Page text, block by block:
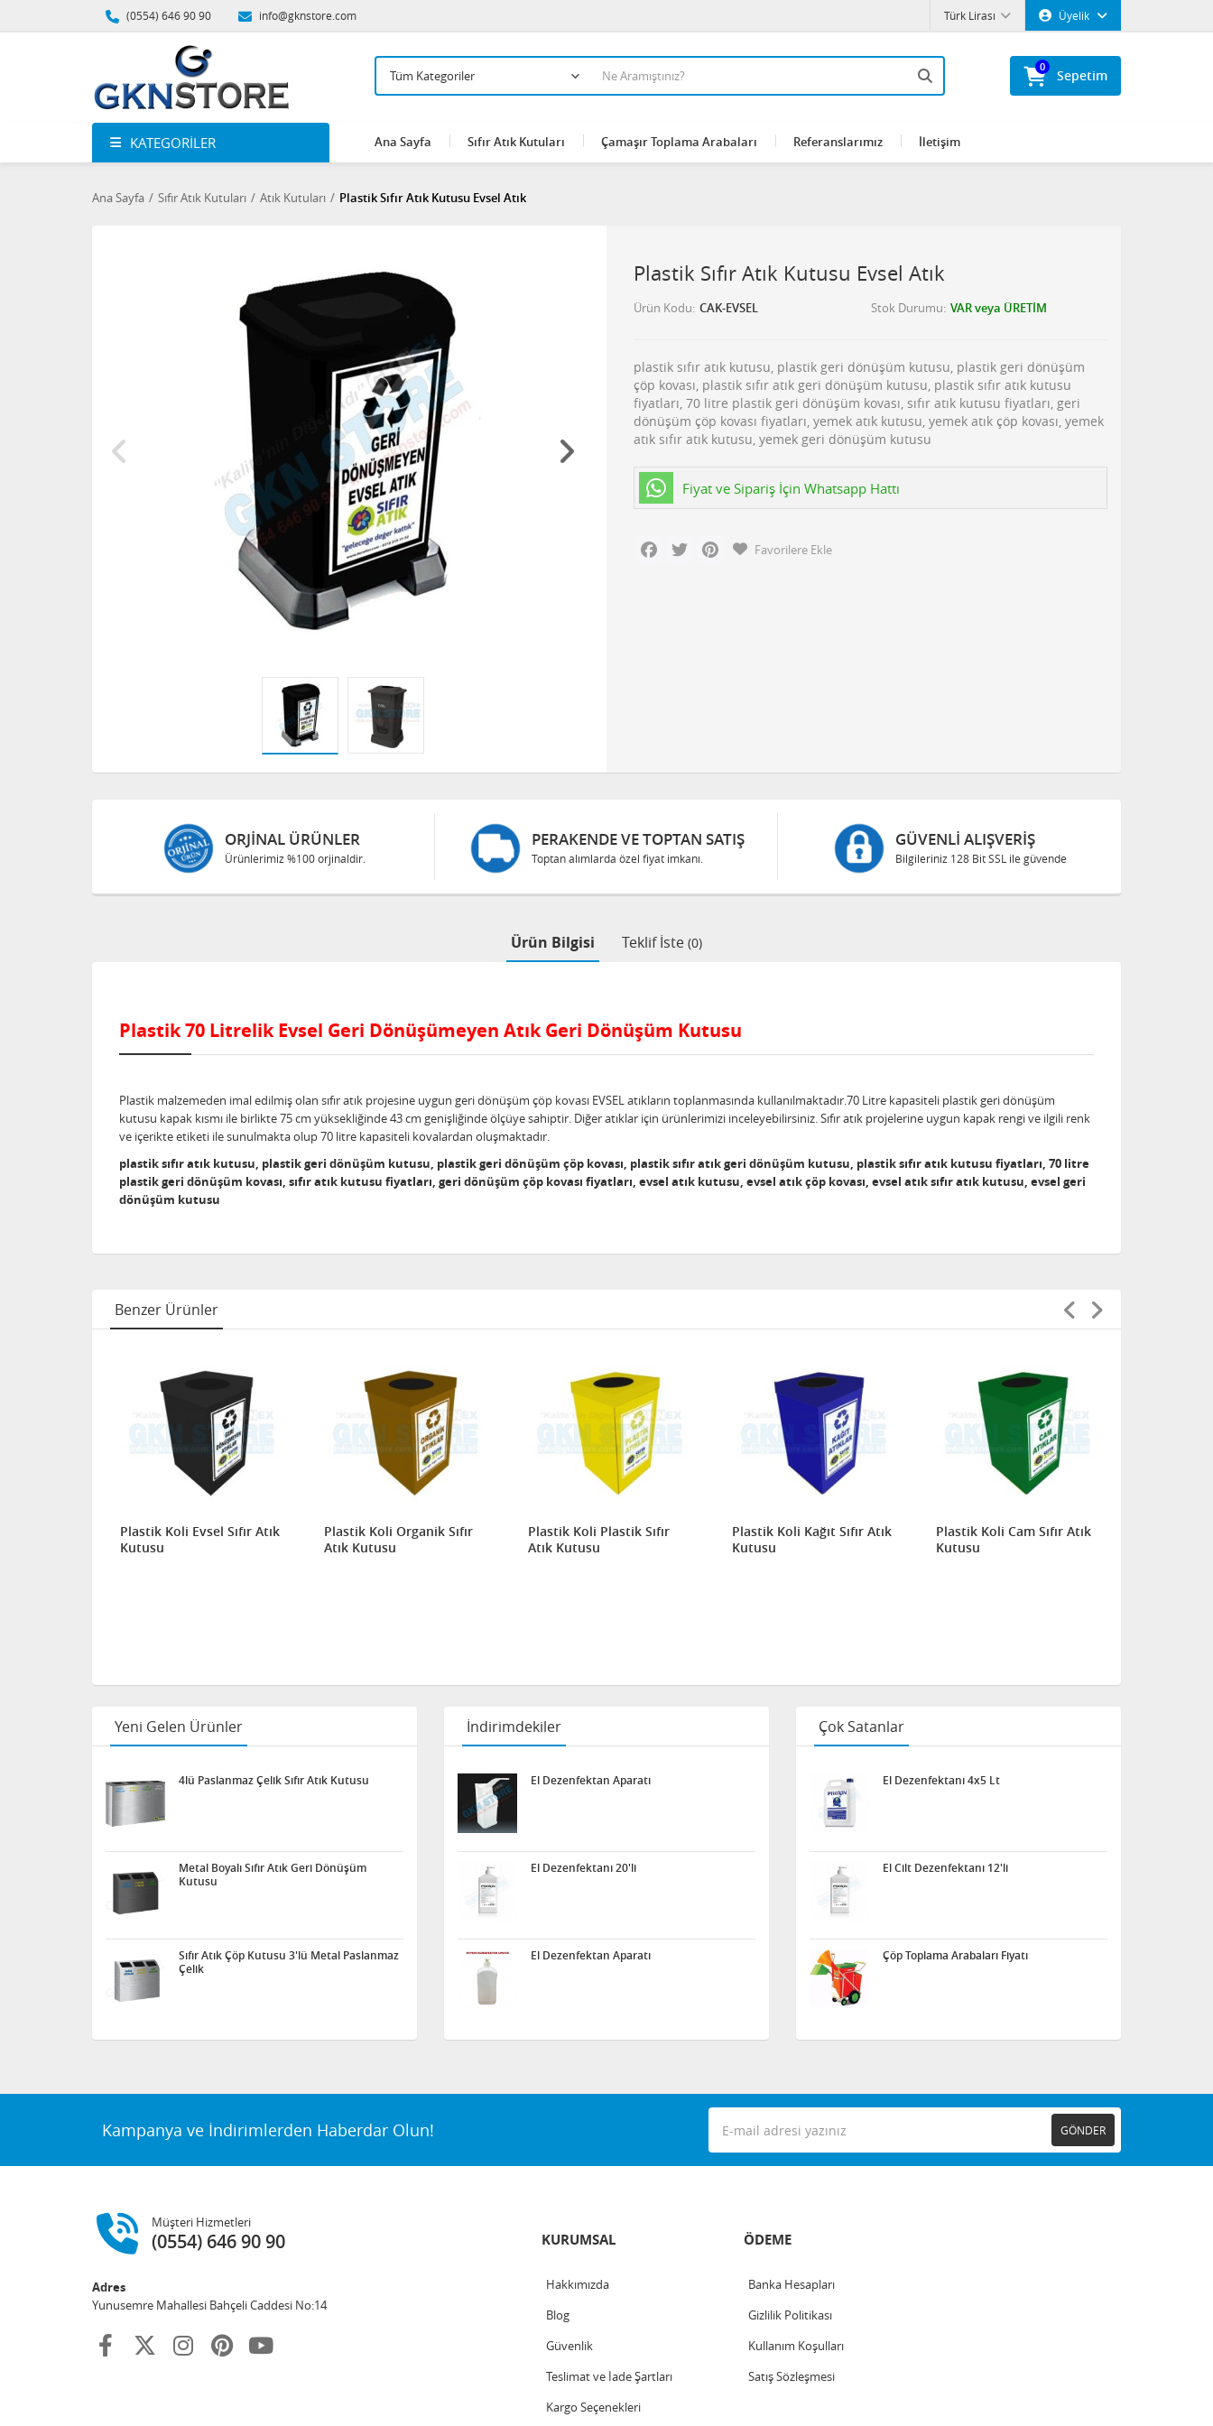
(0554) 646 90 90 info@gknstore.com Üyelik
Türk Lirası
Sepetim
0
KATEGORILER Ana Sayfa Sıfır Atık Kutuları Çamaşır Toplama Arabaları Referanslarımız İletişim
Ana Sayfa Sıfır Atık Kutuları Atık Kutuları Plastik Sıfır Atık Kutusu Evsel Atık
Plastik Sıfır Atık Kutusu Evsel Atık
Ürün Kodu CAK-EVSEL Stok Durumu VAR veya ÜRETİM
plastik sıfır atık kutusu, plastik geri dönüşüm kutusu, plastik geri dönüşüm
çöp kovası, plastik sıfır atık geri dönüşüm kutusu, plastik sıfır atık kutusu
fiyatları, 70 litre plastik geri dönüşüm kovası, sıfır atık kutusu fiyatları, geri
dönüşüm çöp kovası fiyatları, yemek atık kutusu, yemek atık çöp kovası, yemek
atık sıfır atık kutusu, yemek geri dönüşüm kutusu
Fiyat ve Sipariş İçin Whatsapp Hattı
Facebook
Twitter PinterestFavorilere Ekle
ORJINAL ÜRÜNLER
Ürünlerimiz %100 orjinaldir.
PERAKENDE VE TOPTAN SATIŞ
Toptan alımlarda özel fiyat imkanı.
GÜVENLI ALIŞVERIŞ
Bilgileriniz 128 Bit SSL ile güvende
Ürün Bilgisi Teklif İste (0)
Plastik 70 Litrelik Evsel Geri Dönüşümeyen Atık Geri Dönüşüm Kutusu
Plastik malzemeden imal edilmiş olan sıfır atık projesine uygun geri dönüşüm çöp kovası EVSEL atıkların toplanmasında kullanılmaktadır.70 Litre kapasiteli plastik geri dönüşüm
kutusu kapak kısmı ile birlikte 75 cm yüksekliğinde 43 cm genişliğinde ölçüye sahiptir. Diğer atıklar için ürünlerimizi inceleyebilirsiniz. Sıfır atık projelerine uygun kapak rengi ve ilgili renk
ve içerikte etiketi ile sunulmakta olup 70 litre kapasiteli kovalardan oluşmaktadır.
plastik sıfır atık kutusu, plastik geri dönüşüm kutusu, plastik geri dönüşüm çöp kovası, plastik sıfır atık geri dönüşüm kutusu, plastik sıfır atık kutusu fiyatları, 70 litre
plastik geri dönüşüm kovası, sıfır atık kutusu fiyatları, geri dönüşüm çöp kovası fiyatları, evsel atık kutusu, evsel atık çöp kovası, evsel atık sıfır atık kutusu, evsel geri
dönüşüm kutusu
Benzer Ürünler
Plastik Koli Evsel Sıfır Atık
Kutusu
Plastik Koli Organik Sıfır
Atık Kutusu
Plastik Koli Plastik Sıfır
Atık Kutusu
Plastik Koli Kağıt Sıfır Atık
Kutusu
Plastik Koli Cam Sıfır Atık
Kutusu
Yeni Gelen Ürünler
4lü Paslanmaz Çelik Sıfır Atık Kutusu
Metal Boyalı Sıfır Atık Geri Dönüşüm
Kutusu
Sıfır Atık Çöp Kutusu 3'lü Metal Paslanmaz
Çelik
İndirimdekiler
El Dezenfektan Aparatı
El Dezenfektanı 20'li
El Dezenfektan Aparatı
Çok Satanlar
El Dezenfektanı 4x5 Lt
El Cilt Dezenfektanı 12'li
Çöp Toplama Arabaları Fiyatı
Kampanya ve İndirimlerden Haberdar Olun! GÖNDER
Müşteri Hizmetleri
(0554) 646 90 90
Adres
Yunusemre Mahallesi Bahçeli Caddesi No:14
KURUMSAL
Hakkımızda
Blog
Güvenlik
Teslimat ve İade Şartları
Kargo Seçenekleri
ÖDEME
Banka Hesapları
Gizlilik Politikası
Kullanım Koşulları
Satış Sözleşmesi